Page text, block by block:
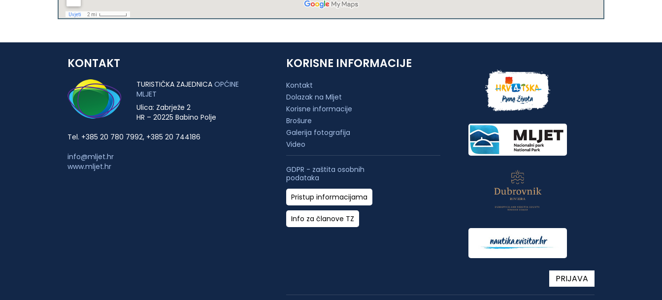
KONTAKT
TURISTIČKA ZAJEDNICA OPĆINE
MLJET
Ulica: Zabrježe 2
HR – 20225 Babino Polje
Tel. +385 20 780 7992, +385 20 744186
info@mljet.hr
www.mljet.hr
KORISNE INFORMACIJE
Kontakt
Dolazak na Mljet
Korisne informacije
Brošure
Galerija fotografija
Video
GDPR - zaštita osobnih
podataka
Pristup informacijama
Info za članove TZ
PRIJAVA